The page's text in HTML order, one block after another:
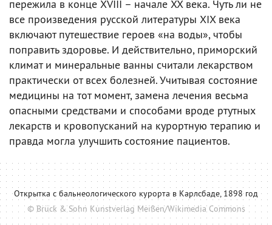
пережила в конце XVIII – начале XX века. Чуть ли не
все произведения русской литературы XIX века
включают путешествие героев «на воды», чтобы
поправить здоровье. И действительно, приморский
климат и минеральные ванны считали лекарством
практически от всех болезней. Учитывая состояние
медицины на тот момент, замена лечения весьма
опасными средствами и способами вроде ртутных
лекарств и кровопусканий на курортную терапию и
правда могла улучшить состояние пациентов.
Открытка с бальнеологического курорта в Карлсбаде, 1898 год
© Brück & Sohn Kunstverlag Meißen/Wikimedia Commons